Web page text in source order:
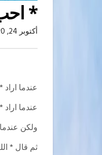
*
أكتوبر 24, 2020, 06:16 ص
عندما
عندما
ولكن عندما
ثم قال *